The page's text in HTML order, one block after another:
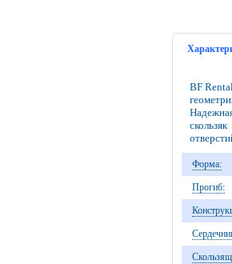
BF
Форма:
Прогиб: